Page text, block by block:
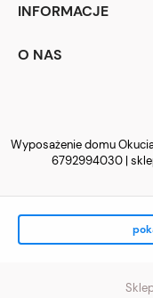
INFORMACJE
O NAS
Wyposażenie domu
6792994030 |